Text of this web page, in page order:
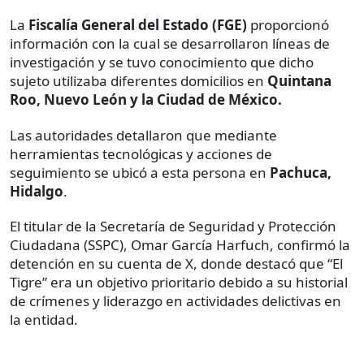
La Fiscalía General del Estado (FGE) proporcionó
información con la cual se desarrollaron líneas de
investigación y se tuvo conocimiento que dicho
sujeto utilizaba diferentes domicilios en Quintana
Roo, Nuevo León y la Ciudad de México.
Las autoridades detallaron que mediante
herramientas tecnológicas y acciones de
seguimiento se ubicó a esta persona en Pachuca,
Hidalgo.
El titular de la Secretaría de Seguridad y Protección
Ciudadana (SSPC), Omar García Harfuch, confirmó la
detención en su cuenta de X, donde destacó que “El
Tigre” era un objetivo prioritario debido a su historial
de crímenes y liderazgo en actividades delictivas en
la entidad.